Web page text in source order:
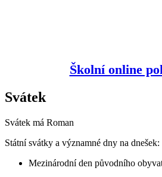
Školní online
Svátek
Svátek má Roman
Státní svátky a významné dny na dnešek:
Mezinárodní den původního